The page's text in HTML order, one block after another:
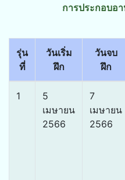
การประกอบอ
รุ่น
ที่
วันเริ่ม
ฝึก
วันจบ
ฝึก
1
5
เมษายน
2566
7
เมษายน
2566